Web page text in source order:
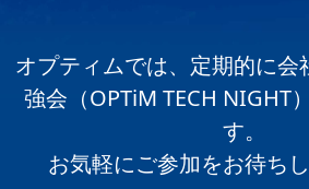
オプティムでは、定期的に会
強会（OPTiM TECH NIGHT
す。
お気軽にご参加をお待ちし